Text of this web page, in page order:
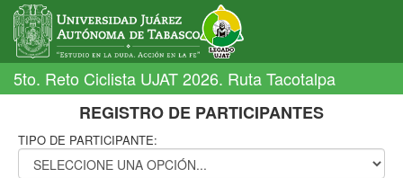
5to. Reto Ciclista UJAT 2026. Ruta Tacotalpa
REGISTRO DE PARTICIPANTES
TIPO DE PARTICIPANTE: